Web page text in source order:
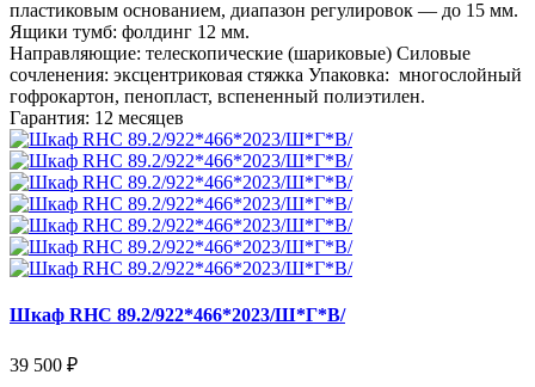
пластиковым основанием, диапазон регулировок — до 15 мм.
Ящики тумб: фолдинг 12 мм.
Направляющие: телескопические (шариковые) Силовые
сочленения: эксцентриковая стяжка Упаковка: многослойный
гофрокартон, пенопласт, вспененный полиэтилен.
Гарантия: 12 месяцев
Шкаф RHC 89.2/922*466*2023/Ш*Г*В/
39 500 ₽